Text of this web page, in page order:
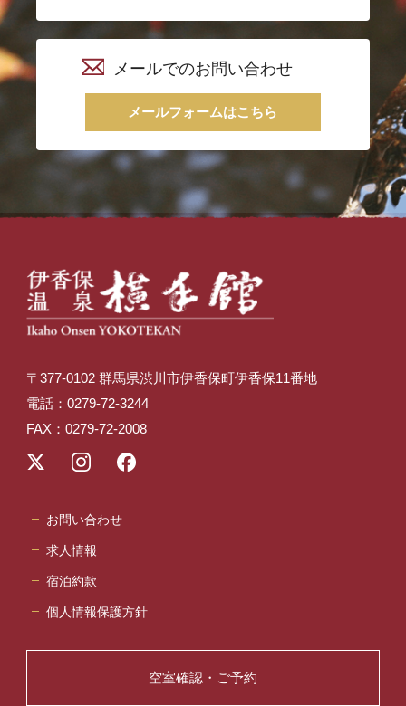
メールでのお問い合わせ
メールフォームはこちら
〒377-0102 群馬県渋川市伊香保町伊香保11番地
電話：0279-72-3244
FAX：0279-72-2008
お問い合わせ
求人情報
宿泊約款
個人情報保護方針
空室確認・ご予約